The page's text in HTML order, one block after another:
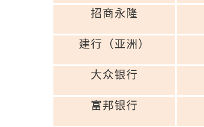
招商永隆
建行（亚洲）
大众银行
富邦银行